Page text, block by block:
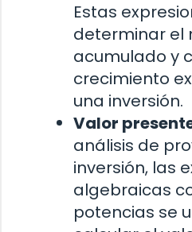
Estas
determinar el
acumulado y
crecimiento
una inversión.
Valor
análisis de
inversión, las
algebraicas
potencias se